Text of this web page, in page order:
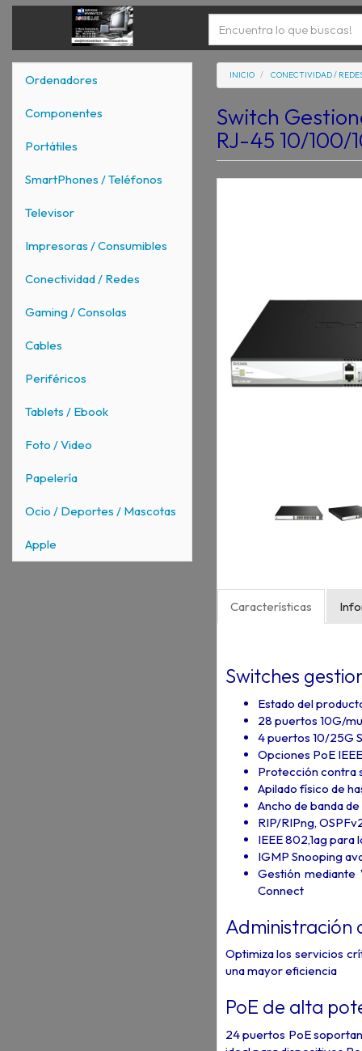
Ordenadores
Componentes
Portátiles
SmartPhones / Teléfonos
Televisor
Impresoras / Consumibles
Conectividad / Redes
Gaming / Consolas
Cables
Periféricos
Tablets / Ebook
Foto / Video
Papelería
Ocio / Deportes / Mascotas
Apple
INICIO CONECTIVIDAD /
Switch
RJ-45 10/100/
Características
Switches
Estado del
28 puertos 10G/
4 puertos 10/25G
Opciones PoE
Protección contra
Apilado físico de
Ancho de banda
RIP/RIPng,
IEEE 802,1ag
IGMP Snooping
Gestión mediante
Connect
Administración
Optimiza los servicios
una mayor eficiencia
PoE de alta
24 puertos PoE